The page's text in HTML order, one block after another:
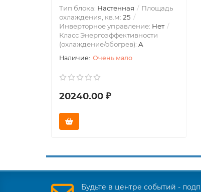
Тип блока: Настенная
Площадь
охлаждения, кв.м: 25
Инверторное управление: Нет
Класс Энергоэффективности
(охлаждение/обогрев): A
Очень мало
20240.00 ₽
Будьте в центре событий -